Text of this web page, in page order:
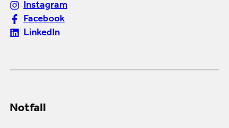
Instagram
Facebook
LinkedIn
Notfall